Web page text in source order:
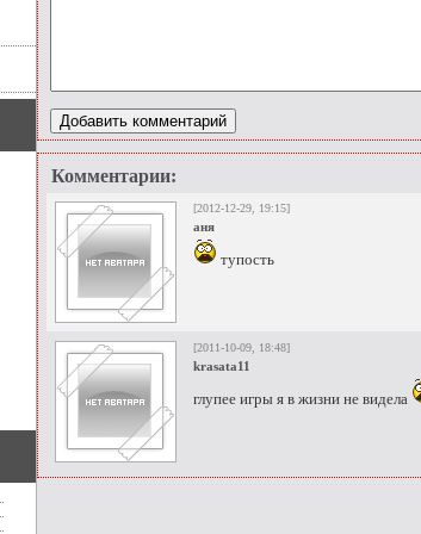
Комментарии:
[2012-12-29, 19:15]
аня
тупость
[2011-10-09, 18:48]
krasata11
глупее игры я в жизни не видела